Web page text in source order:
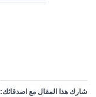
شارك هذا المقال مع اصدقائك: